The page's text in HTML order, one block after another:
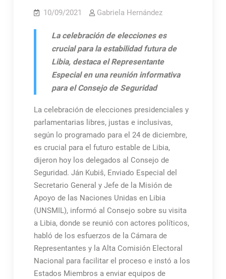
10/09/2021 Gabriela Hernández
La celebración de elecciones es
crucial para la estabilidad futura de
Libia, destaca el Representante
Especial en una reunión informativa
para el Consejo de Seguridad
La celebración de elecciones presidenciales y
parlamentarias libres, justas e inclusivas,
según lo programado para el 24 de diciembre,
es crucial para el futuro estable de Libia,
dijeron hoy los delegados al Consejo de
Seguridad. Ján Kubiš, Enviado Especial del
Secretario General y Jefe de la Misión de
Apoyo de las Naciones Unidas en Libia
(UNSMIL), informó al Consejo sobre su visita
a Libia, donde se reunió con actores políticos,
habló de los esfuerzos de la Cámara de
Representantes y la Alta Comisión Electoral
Nacional para facilitar el proceso e instó a los
Estados Miembros a enviar equipos de